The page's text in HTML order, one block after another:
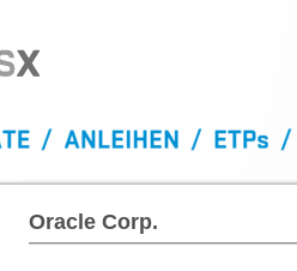
Oracle Corp.